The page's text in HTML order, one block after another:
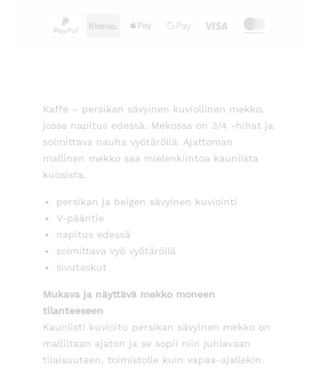
Kaffe – persikan sävyinen kuviollinen mekko,
jossa napitus edessä. Mekossa on 3/4 -hihat ja
solmittava nauha vyötäröllä. Ajattoman
mallinen mekko saa mielenkiintoa kauniista
kuosista.
persikan ja beigen sävyinen kuviointi
V-pääntie
napitus edessä
solmittava vyö vyötäröllä
sivutaskut
Mukava ja näyttävä mekko moneen
tilanteeseen
Kauniisti kuvioitu persikan sävyinen mekko on
malliltaan ajaton ja se sopii niin juhlavaan
tilaisuuteen, toimistolle kuin vapaa-ajallekin.